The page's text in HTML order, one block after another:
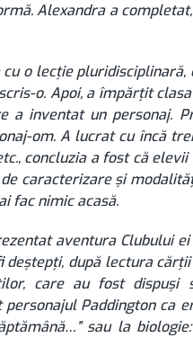
Alexandra a
lecție pluridisciplinară, o
o. Apoi, a împărțit
a inventat un personaj.
om. A lucrat cu încă
concluzia a fost că
caracterizare și
fac nimic acasă.
aventura Clubului ei
după lectura
care au fost
Paddington ca
sau la